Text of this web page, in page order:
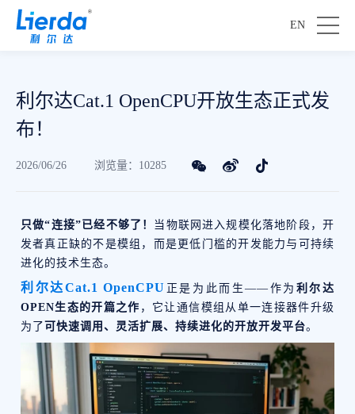
EN
利尔达Cat.1 OpenCPU开放生态正式发
布！
2026/06/26 浏览量：10285
只做“连接”已经不够了！ 当物联网进入规模化落地阶段，开
发者真正缺的不是模组，而是更低门槛的开发能力与可持续
进化的技术生态。
利尔达Cat.1 OpenCPU 正是为此而生——作为 利尔达
OPEN生态的开篇之作 ，它让通信模组从单一连接器件升级
为了 可快速调用、灵活扩展、持续进化的开放开发平台。